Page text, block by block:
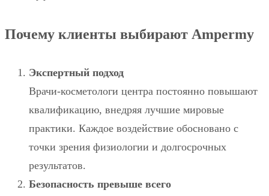
Почему клиенты выбирают Ampermy
Экспертный подход
Врачи‑косметологи центра постоянно повышают
квалификацию, внедряя лучшие мировые
практики. Каждое воздействие обосновано с
точки зрения физиологии и долгосрочных
результатов.
Безопасность превыше всего